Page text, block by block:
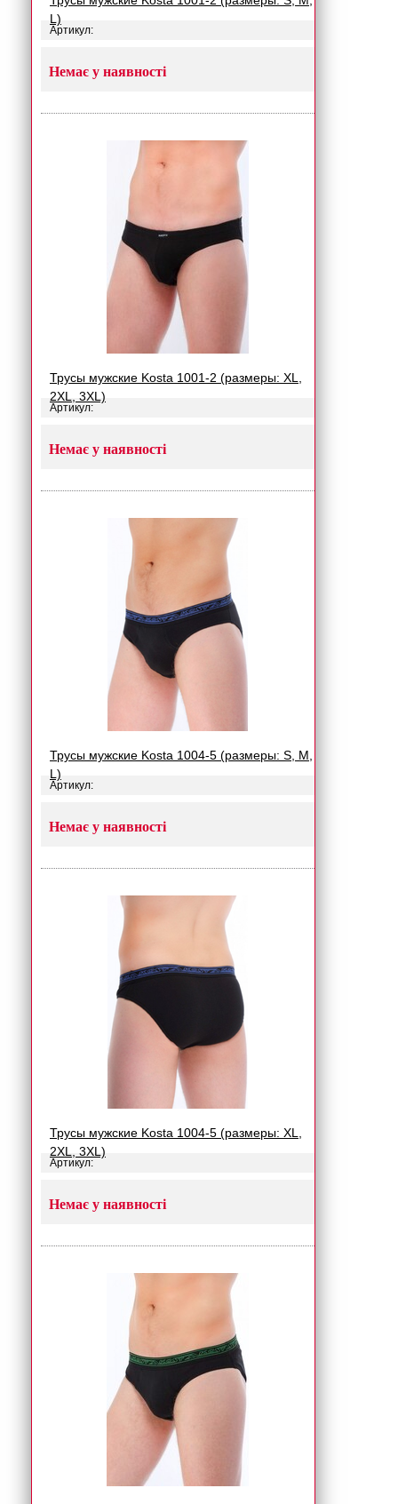
L)
Артикул:
Немає у наявності
Трусы мужские Kosta 1001-2 (размеры: XL,
2XL, 3XL)
Артикул:
Немає у наявності
Трусы мужские Kosta 1004-5 (размеры: S, M,
L)
Артикул:
Немає у наявності
Трусы мужские Kosta 1004-5 (размеры: XL,
2XL, 3XL)
Артикул:
Немає у наявності